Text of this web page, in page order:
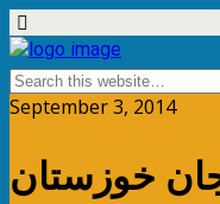
September 3, 2014
جان خوزستان